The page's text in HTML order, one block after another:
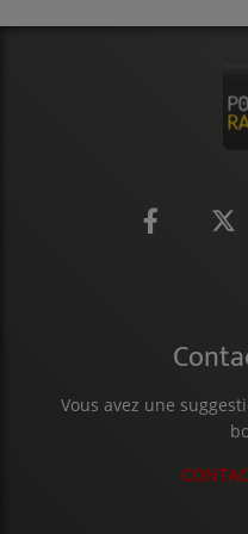
Vous avez une